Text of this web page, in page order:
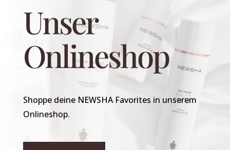
Unser
Onlineshop
Shoppe deine NEWSHA Favorites in unserem
Onlineshop.